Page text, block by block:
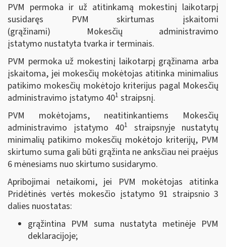
PVM permoka ir už atitinkamą mokestinį laikotarpį
susidaręs PVM skirtumas įskaitomi
(grąžinami) Mokesčių administravimo
įstatymo nustatyta tvarka ir terminais.
PVM permoka už mokestinį laikotarpį grąžinama arba
įskaitoma, jei mokesčių mokėtojas atitinka minimalius
patikimo mokesčių mokėtojo kriterijus pagal Mokesčių
administravimo įstatymo 401 straipsnį.
PVM mokėtojams, neatitinkantiems Mokesčių
administravimo įstatymo 401
straipsnyje nustatytų
minimalių patikimo mokesčių mokėtojo kriterijų, PVM
skirtumo suma gali būti grąžinta ne anksčiau nei praėjus
6 mėnesiams nuo skirtumo susidarymo.
Apribojimai netaikomi, jei PVM mokėtojas atitinka
Pridėtinės vertės mokesčio įstatymo 91 straipsnio 3
dalies nuostatas:
grąžintina PVM suma nustatyta metinėje PVM
deklaracijoje;